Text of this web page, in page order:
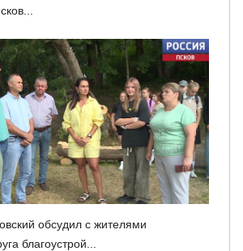
обсудил с жителями
благоустрой...